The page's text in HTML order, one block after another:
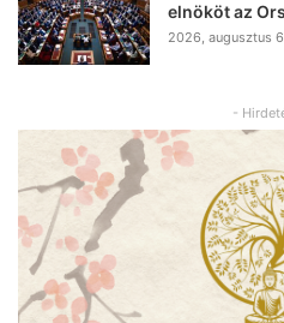
elnököt az
2026, augusztus
-